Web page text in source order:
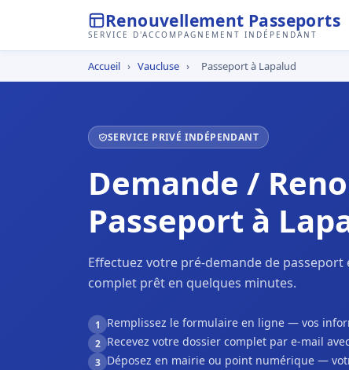
Renouvellement Passeports
SERVICE D'ACCOMPAGNEMENT INDÉPENDANT
Accueil › Vaucluse › Passeport à Lapalud
SERVICE PRIVÉ INDÉPENDANT
Demande /
Passeport à
Effectuez votre pré-demande de
complet prêt en quelques minutes.
1 Remplissez le formulaire en ligne — vos
2 Recevez votre dossier complet par e-mail
3 Déposez en mairie ou point numérique —